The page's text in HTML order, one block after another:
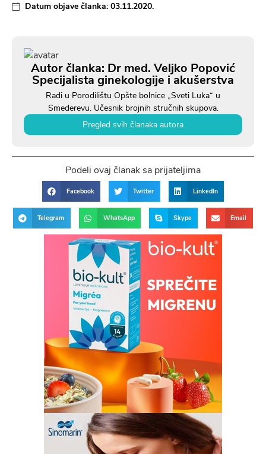
Datum objave članka: 03.11.2020.
Autor članka: Dr med. Veljko Popović
Specijalista ginekologije i akušerstva
Radi u Porodilištu Opšte bolnice „Sveti Luka“ u
Smederevu. Učesnik brojnih stručnih skupova.
Pregled svih članaka autora
Podeli ovaj članak sa prijateljima
Facebook Twitter LinkedIn
Telegram WhatsApp Skype Email